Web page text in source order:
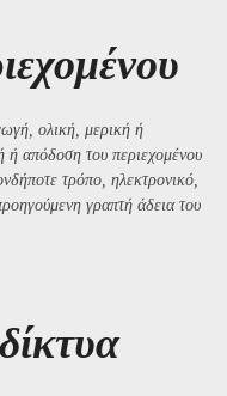
ολική, μερική ή
ή απόδοση του περιεχομένου
τρόπο, ηλεκτρονικό,
γραπτή άδεια του